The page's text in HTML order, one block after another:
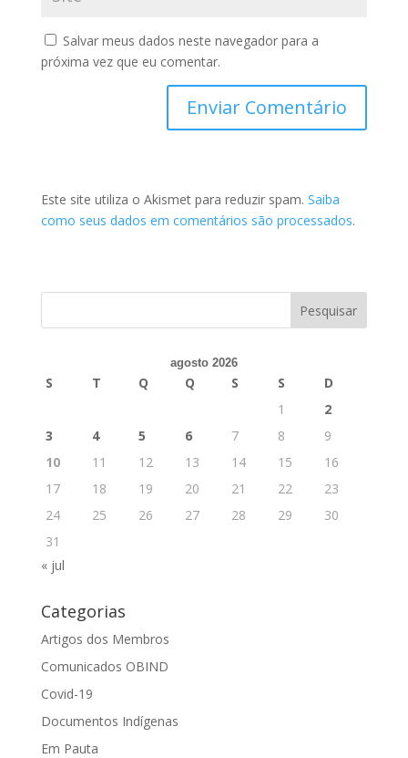
Salvar meus dados neste navegador para a
próxima vez que eu comentar.
Este site utiliza o Akismet para reduzir spam. Saiba
como seus dados em comentários são processados.
agosto 2026
S T Q Q S S
D
1
2
3
4 5 6 7 8
9
10
11 12 13 14 15
16
17
18 19 20 21 22
23
24
25 26 27 28 29
30
31
« jul
Categorias
Artigos dos Membros
Comunicados OBIND
Covid-19
Documentos Indígenas
Em Pauta